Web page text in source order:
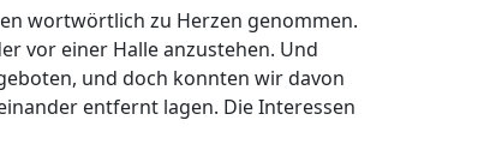
wortwörtlich zu Herzen genommen.
vor einer Halle anzustehen. Und
und doch konnten wir davon
entfernt lagen. Die Interessen